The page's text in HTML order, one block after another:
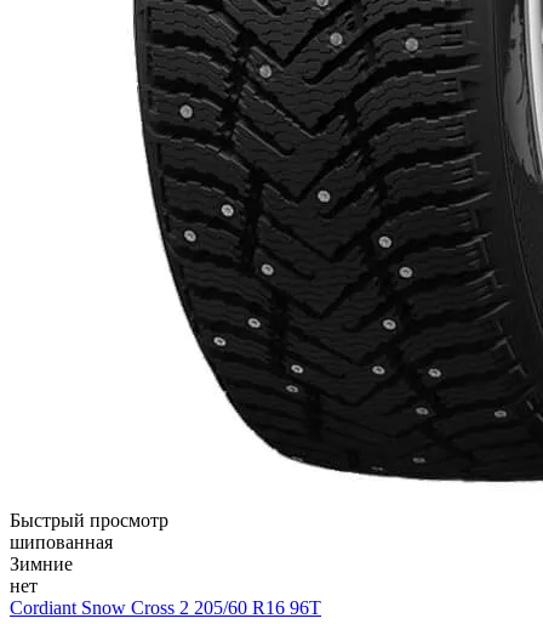
Быстрый просмотр
шипованная
Зимние
нет
Cordiant Snow Cross 2 205/60 R16 96T